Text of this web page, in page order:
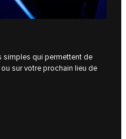
simples qui permettent de
sur votre prochain lieu de